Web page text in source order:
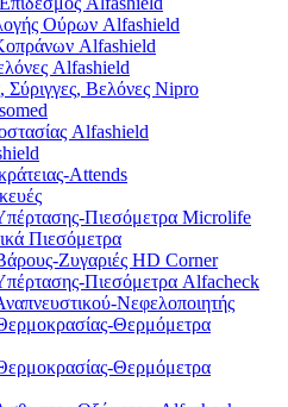
Ούρων Alfashield
Alfashield
Alfashield
Σύριγγες, Βελόνες Nipro
Alfashield
Attends
Πιεσόμετρα Microlife
Πιεσόμετρα
Ζυγαριές HD Corner
Πιεσόμετρα Alfacheck
Νεφελοποιητής
Θερμόμετρα
Θερμόμετρα